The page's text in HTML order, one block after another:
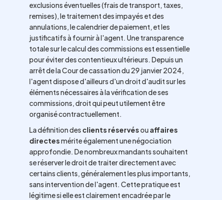
exclusions éventuelles (frais de transport, taxes,
remises), le traitement des impayés et des
annulations, le calendrier de paiement, et les
justificatifs à fournir à l'agent. Une transparence
totale sur le calcul des commissions est essentielle
pour éviter des contentieux ultérieurs. Depuis un
arrêt de la Cour de cassation du 29 janvier 2024,
l'agent dispose d'ailleurs d'un droit d'audit sur les
éléments nécessaires à la vérification de ses
commissions, droit qui peut utilement être
organisé contractuellement.
La définition des clients réservésou affaires
directesmérite également une négociation
approfondie. De nombreux mandants souhaitent
se réserver le droit de traiter directement avec
certains clients, généralement les plus importants,
sans intervention de l'agent. Cette pratique est
légitime si elle est clairement encadrée par le